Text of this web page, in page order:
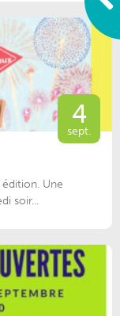
4
sept.
Une
soir...